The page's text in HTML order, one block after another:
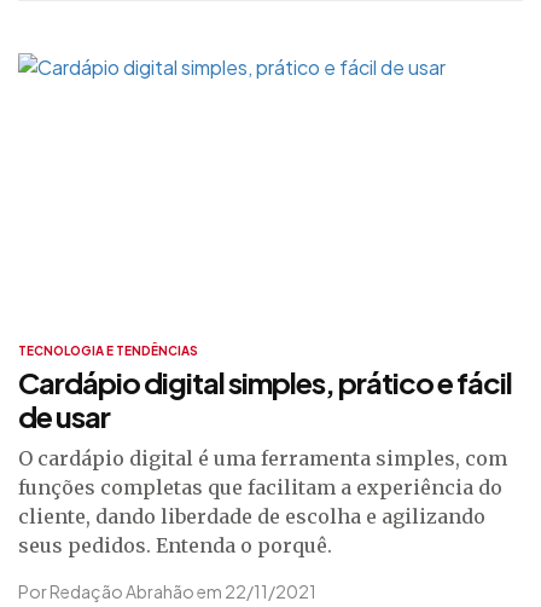
TECNOLOGIA E TENDÊNCIAS
Cardápio digital simples, prático e fácil
de usar
O cardápio digital é uma ferramenta simples, com
funções completas que facilitam a experiência do
cliente, dando liberdade de escolha e agilizando
seus pedidos. Entenda o porquê.
Por Redação Abrahão em 22/11/2021